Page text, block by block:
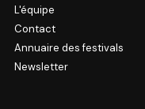
L'équipe
Contact
Annuaire des festivals
Newsletter